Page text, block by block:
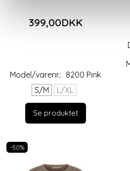
399,00DKK
Model/varenr.: 8200 Pink
S/M
L/XL
Se produktet
-50%